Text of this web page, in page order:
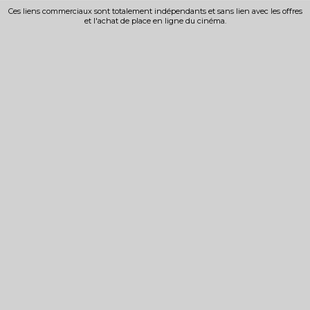
Ces liens commerciaux sont totalement indépendants et sans lien avec les offres
et l'achat de place en ligne du cinéma.